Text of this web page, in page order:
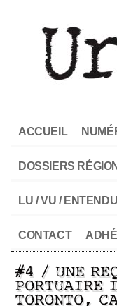
ACCUEIL
DOSSIERS
LU / VU / ENTENDU
CONTACT
#4 / UNE
PORTUAIRE
TORONTO,